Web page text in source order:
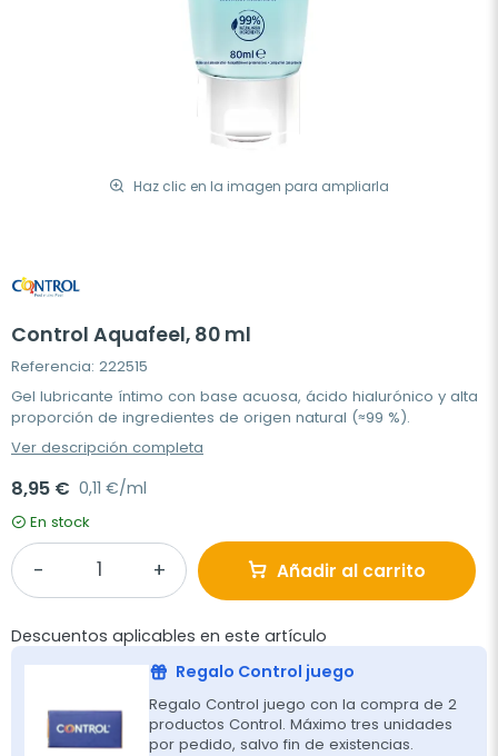
Haz clic en la imagen para ampliarla
Control Aquafeel, 80 ml
Referencia: 222515
Gel lubricante íntimo con base acuosa, ácido hialurónico y alta
proporción de ingredientes de origen natural (≈99 %).
Ver descripción completa
8,95 € 0,11 €/ml
En stock
Añadir al carrito
Descuentos aplicables en este artículo
Regalo Control juego
Regalo Control juego con la compra de 2
productos Control. Máximo tres unidades
por pedido, salvo fin de existencias.